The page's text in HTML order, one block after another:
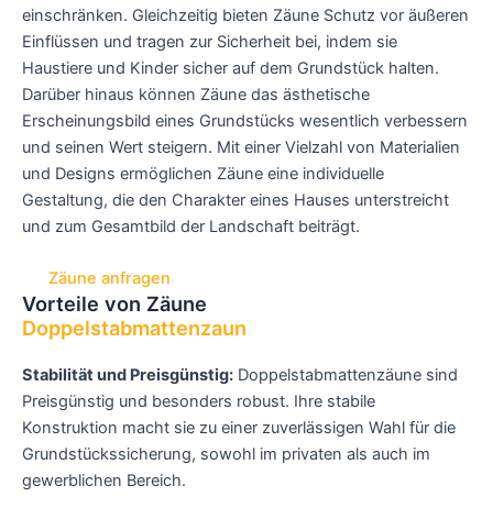
einschränken. Gleichzeitig bieten Zäune Schutz vor äußeren
Einflüssen und tragen zur Sicherheit bei, indem sie
Haustiere und Kinder sicher auf dem Grundstück halten.
Darüber hinaus können Zäune das ästhetische
Erscheinungsbild eines Grundstücks wesentlich verbessern
und seinen Wert steigern. Mit einer Vielzahl von Materialien
und Designs ermöglichen Zäune eine individuelle
Gestaltung, die den Charakter eines Hauses unterstreicht
und zum Gesamtbild der Landschaft beiträgt.
Zäune anfragen
Vorteile von Zäune
Doppelstabmattenzaun
Stabilität und Preisgünstig: Doppelstabmattenzäune sind
Preisgünstig und besonders robust. Ihre stabile
Konstruktion macht sie zu einer zuverlässigen Wahl für die
Grundstückssicherung, sowohl im privaten als auch im
gewerblichen Bereich.